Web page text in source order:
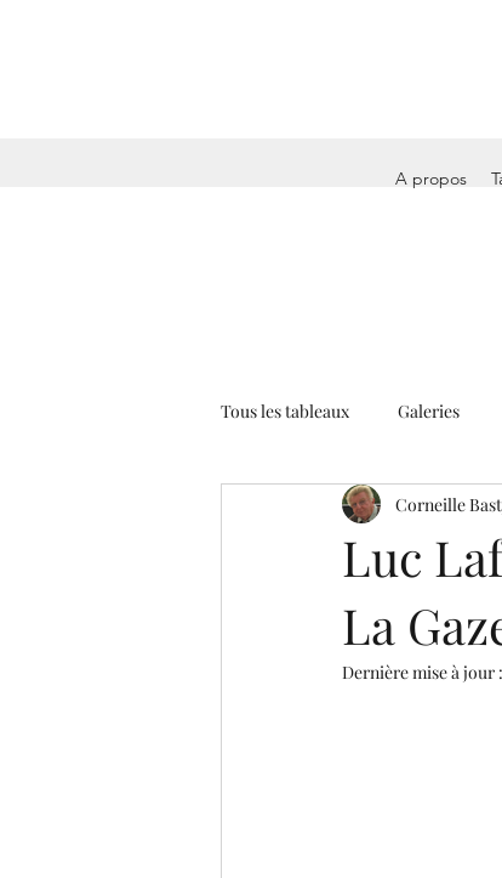
A propos
Tous les tableaux Galeries
Luc
La
Corneille
Dernière mise à jour :